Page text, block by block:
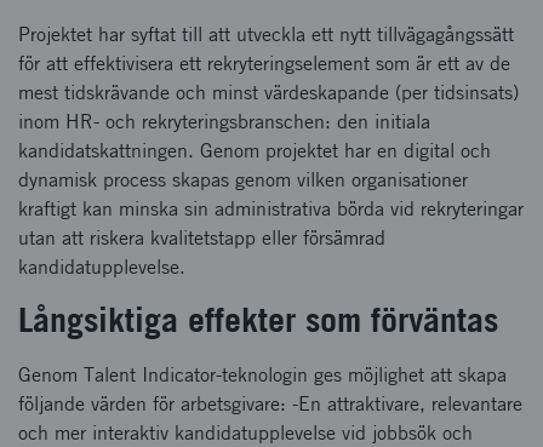
Projektet har syftat till att utveckla ett nytt tillvägagångssätt
för att effektivisera ett rekryteringselement som är ett av de
mest tidskrävande och minst värdeskapande (per tidsinsats)
inom HR- och rekryteringsbranschen: den initiala
kandidatskattningen. Genom projektet har en digital och
dynamisk process skapas genom vilken organisationer
kraftigt kan minska sin administrativa börda vid rekryteringar
utan att riskera kvalitetstapp eller försämrad
kandidatupplevelse.
Långsiktiga effekter som förväntas
Genom Talent Indicator-teknologin ges möjlighet att skapa
följande värden för arbetsgivare: -En attraktivare, relevantare
och mer interaktiv kandidatupplevelse vid jobbsök och